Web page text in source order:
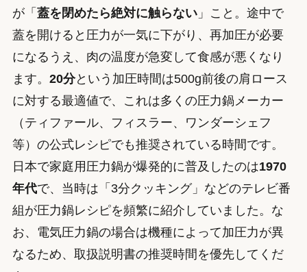
が「 蓋を閉めたら絶対に触らない」こと。途中で
蓋を開けると圧力が一気に下がり、再加圧が必要
になるうえ、肉の温度が急変して食感が悪くなり
ます。 20分という加圧時間は500g前後の肩ロース
に対する最適値で、これは多くの圧力鍋メーカー
（ティファール、フィスラー、ワンダーシェフ
等）の公式レシピでも推奨されている時間です。
日本で家庭用圧力鍋が爆発的に普及したのは1970
年代で、当時は「3分クッキング」などのテレビ番
組が圧力鍋レシピを頻繁に紹介していました。な
お、電気圧力鍋の場合は機種によって加圧力が異
なるため、取扱説明書の推奨時間を優先してくだ